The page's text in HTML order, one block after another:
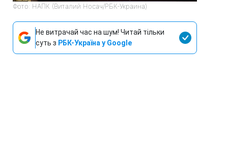
Фото: НАПК (Виталий Носач/РБК-Украина)
Не витрачай час на шум! Читай тільки
суть з РБК-Україна у Google